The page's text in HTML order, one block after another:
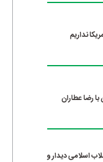
نداریم
با رضا عطاران
اسلامی دیدار و